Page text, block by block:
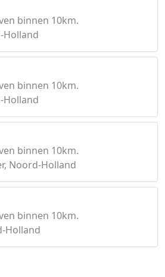
binnen 10km.
Holland
binnen 10km.
Holland
binnen 10km.
Noord-Holland
binnen 10km.
Holland